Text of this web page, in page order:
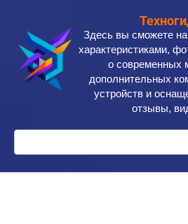
контенту
Здесь вы сможете
характеристиками,
о современных
дополнительных
устройств и
отзывы,
Поиск: